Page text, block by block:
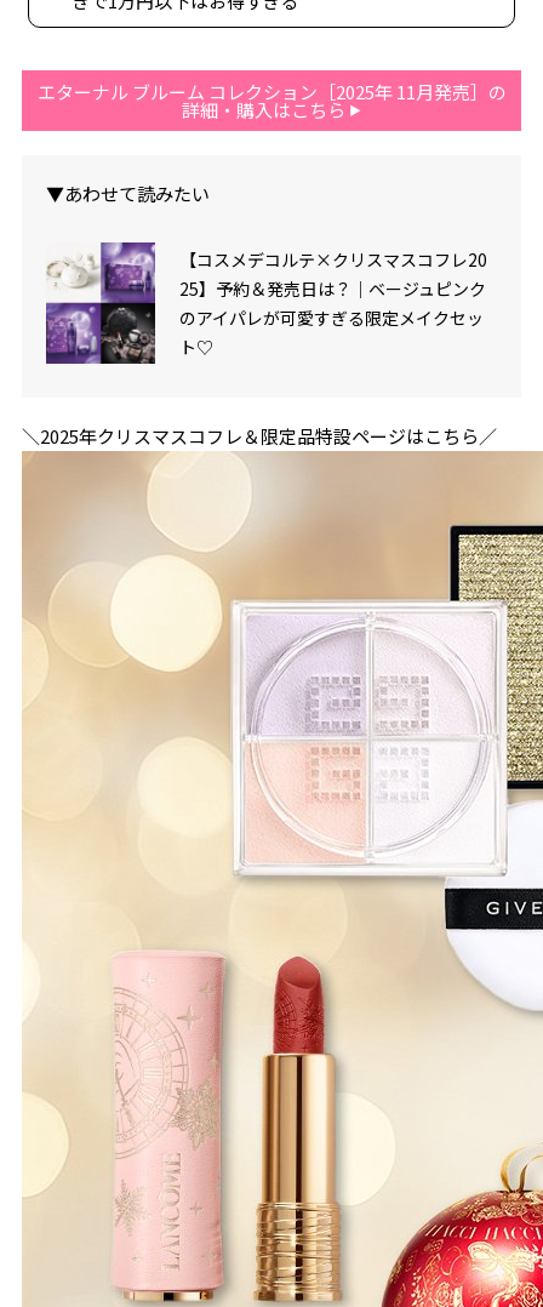
エターナル ブルーム コレクション［2025年 11月発売］の
詳細・購入はこちら
▼あわせて読みたい
【コスメデコルテ×クリスマスコフレ20
25】予約＆発売日は？｜ベージュピンク
のアイパレが可愛すぎる限定メイクセッ
ト♡
＼2025年クリスマスコフレ＆限定品特設ページはこちら／